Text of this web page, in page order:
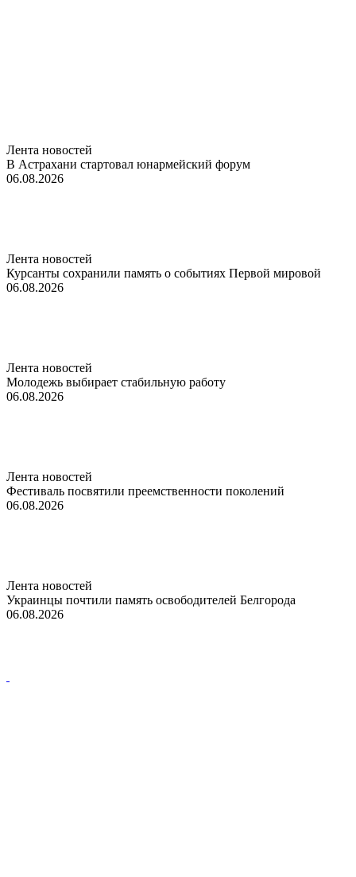
Лента новостей
В Астрахани стартовал юнармейский форум
06.08.2026
Лента новостей
Курсанты сохранили память о событиях Первой мировой
06.08.2026
Лента новостей
Молодежь выбирает стабильную работу
06.08.2026
Лента новостей
Фестиваль посвятили преемственности поколений
06.08.2026
Лента новостей
Украинцы почтили память освободителей Белгорода
06.08.2026